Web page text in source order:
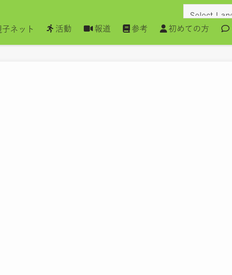
子ネット 活動 報道 参考 初めての方